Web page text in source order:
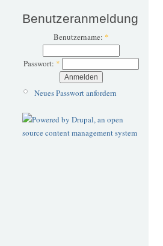
Benutzeranmeldung
Benutzername: *
Passwort: *
Neues Passwort anfordern